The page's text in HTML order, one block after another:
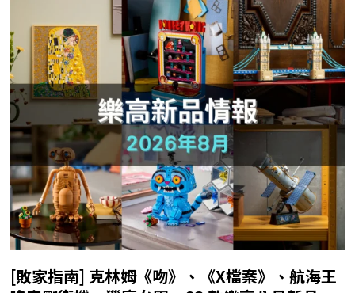
[敗家指南] 克林姆《吻》、《X檔案》、航海王